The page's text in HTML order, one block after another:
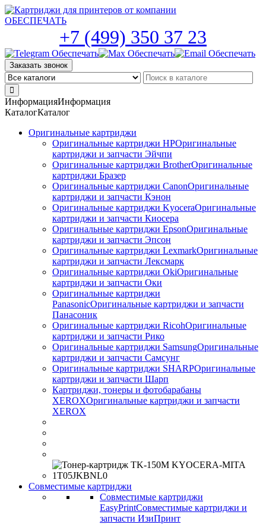
Skip
to
+7 (499) 350 37 23
Заказать звонок
ИнформацияИнформация
КаталогКаталог
Оригинальные картриджи
Оригинальные картриджи HPОригинальные
картриджи и запчасти Эйчпи
Оригинальные картриджи BrotherОригинальные
картриджи Бразер
Оригинальные картриджи CanonОригинальные
картриджи и запчасти Кэнон
Оригинальные картриджи KyoceraОригинальные
картриджи и запчасти Киосера
Оригинальные картриджи EpsonОригинальные
картриджи и запчасти Эпсон
Оригинальные картриджи LexmarkОригинальные
картриджи и запчасти Лексмарк
Оригинальные картриджи ОkiОригинальные
картриджи и запчасти Оки
Оригинальные картриджи
PanasonicОригинальные картриджи и запчасти
Панасоник
Оригинальные картриджи RicohОригинальные
картриджи и запчасти Рико
Оригинальные картриджи SamsungОригинальные
картриджи и запчасти Самсунг
Оригинальные картриджи SHARPОригинальные
картриджи и запчасти Шарп
Картриджи, тонеры и фотобарабаны
XEROXОригинальные картриджи и запчасти
XEROX
Совместимые картриджи
Совместимые картриджи
EasyPrintСовместимые картриджи и
запчасти ИзиПринт